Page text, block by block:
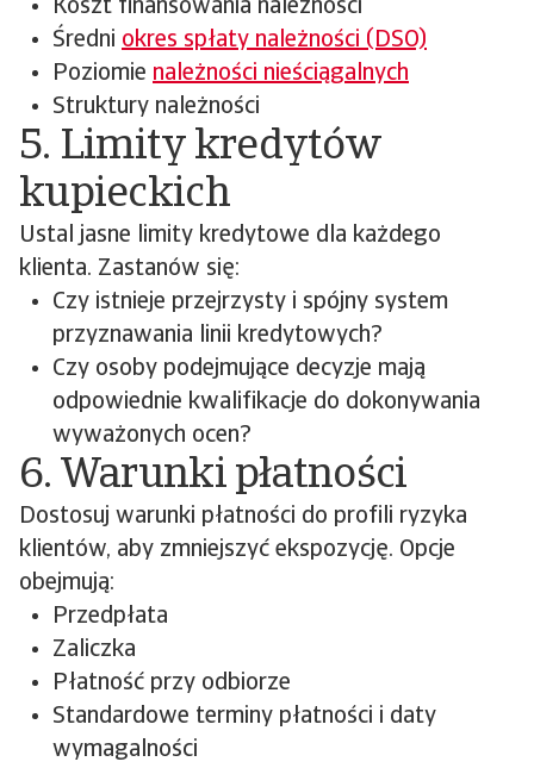
Koszt finansowania należności
Średni okres spłaty należności (DSO)
Poziomie należności nieściągalnych
Struktury należności
5. Limity kredytów
kupieckich
Ustal jasne limity kredytowe dla każdego
klienta. Zastanów się:
Czy istnieje przejrzysty i spójny system
przyznawania linii kredytowych?
Czy osoby podejmujące decyzje mają
odpowiednie kwalifikacje do dokonywania
wyważonych ocen?
6. Warunki płatności
Dostosuj warunki płatności do profili ryzyka
klientów, aby zmniejszyć ekspozycję. Opcje
obejmują:
Przedpłata
Zaliczka
Płatność przy odbiorze
Standardowe terminy płatności i daty
wymagalności